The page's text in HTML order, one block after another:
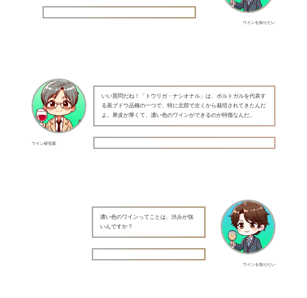
ワインを知りたい
ワイン研究家
いい質問だね！「トウリガ・ナシオナル」は、ポルトガルを代表す
る黒ブドウ品種の一つで、特に北部で古くから栽培されてきたんだ
よ。果皮が厚くて、濃い色のワインができるのが特徴なんだ。
ワインを知りたい
濃い色のワインってことは、渋みが強
いんですか？